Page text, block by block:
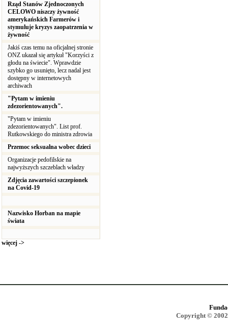
Rząd Stanów Zjednoczonych
CELOWO niszczy żywność
amerykańskich Farmerów i
stymuluje kryzys zaopatrzenia w
żywność
Jakiś czas temu na oficjalnej stronie
ONZ ukazał się artykuł "Korzyści z
głodu na świecie". Wprawdzie
szybko go usunięto, lecz nadal jest
dostępny w internetowych
archiwach
"Pytam w imieniu
zdezorientowanych".
"Pytam w imieniu
zdezorientowanych". List prof.
Rutkowskiego do ministra zdrowia
Przemoc seksualna wobec dzieci
Organizacje pedofilskie na
najwyższych szczeblach władzy
Zdjęcia zawartości szczepionek
na Covid-19
Nazwisko Horban na mapie
świata
więcej ->
Copyright ©